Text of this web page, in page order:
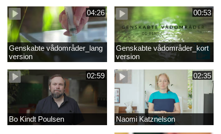
04:26
Genskabte vådområder_lang
version
00:53
Genskabte vådområder_kort
version
02:59
Bo Kindt Poulsen
02:35
Naomi Katznelson